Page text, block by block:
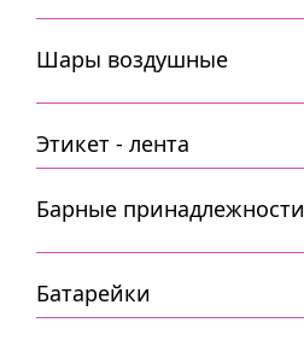
Шары воздушные
Этикет - лента
Барные принадлежности
Батарейки